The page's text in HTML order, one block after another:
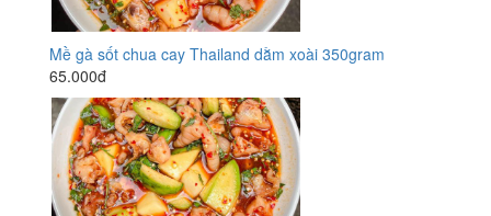
Mề gà sốt chua cay Thailand dằm xoài 350gram
65.000đ